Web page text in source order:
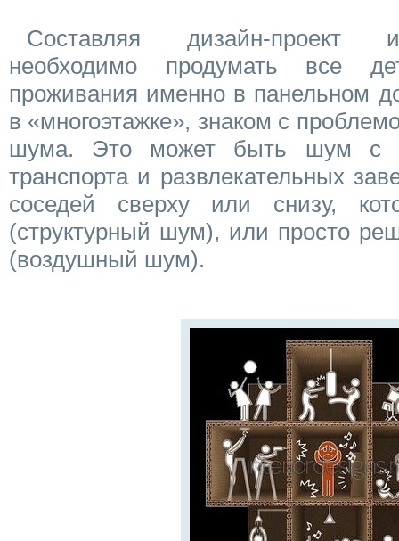
Составляя дизайн-проект
необходимо продумать все
проживания именно в панельном
в «многоэтажке», знаком с
шума. Это может быть шум с
транспорта и развлекательных
соседей сверху или снизу,
(структурный шум), или просто
(воздушный шум).